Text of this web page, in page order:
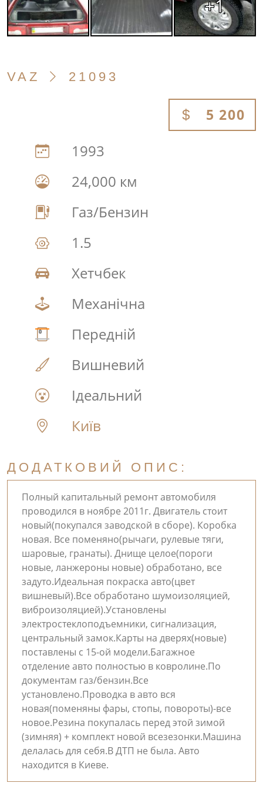
+1
VAZ 21093
5 200
1993
24,000 км
Газ/Бензин
1.5
Хетчбек
Механічна
Передній
Вишневий
Ідеальний
Київ
ДОДАТКОВИЙ ОПИС:
Полный капитальный ремонт автомобиля
проводился в ноябре 2011г. Двигатель стоит
новый(покупался заводской в сборе). Коробка
новая. Все поменяно(рычаги, рулевые тяги,
шаровые, гранаты). Днище целое(пороги
новые, ланжероны новые) обработано, все
задуто.Идеальная покраска авто(цвет
вишневый).Все обработано шумоизоляцией,
виброизоляцией).Установлены
электростеклоподъемники, сигнализация,
центральный замок.Карты на дверях(новые)
поставлены с 15-ой модели.Багажное
отделение авто полностью в ковролине.По
документам газ/бензин.Все
установлено.Проводка в авто вся
новая(поменяны фары, стопы, повороты)-все
новое.Резина покупалась перед этой зимой
(зимняя) + комплект новой всезезонки.Машина
делалась для себя.В ДТП не была. Авто
находится в Киеве.